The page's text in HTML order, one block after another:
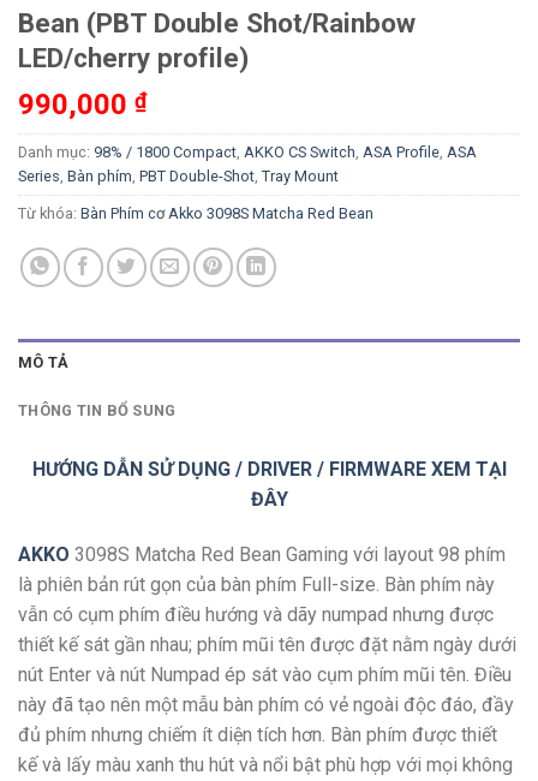
Bean (PBT Double Shot/Rainbow
LED/cherry profile)
990,000 ₫
Danh mục: 98% / 1800 Compact, AKKO CS Switch, ASA Profile, ASA
Series, Bàn phím, PBT Double-Shot, Tray Mount
Từ khóa: Bàn Phím cơ Akko 3098S Matcha Red Bean
MÔ TẢ
THÔNG TIN BỔ SUNG
HƯỚNG DẪN SỬ DỤNG / DRIVER / FIRMWARE XEM TẠI
ĐÂY
AKKO 3098S Matcha Red Bean Gaming với layout 98 phím
là phiên bản rút gọn của bàn phím Full-size. Bàn phím này
vẫn có cụm phím điều hướng và dãy numpad nhưng được
thiết kế sát gần nhau; phím mũi tên được đặt nằm ngày dưới
nút Enter và nút Numpad ép sát vào cụm phím mũi tên. Điều
này đã tạo nên một mẫu bàn phím có vẻ ngoài độc đáo, đầy
đủ phím nhưng chiếm ít diện tích hơn. Bàn phím được thiết
kế và lấy màu xanh thu hút và nổi bật phù hợp với mọi không